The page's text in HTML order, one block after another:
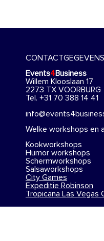
CONTACTGEGEVENS
Events4Business
Willem Klooslaan 17
2273 TX VOORBURG
Tel. +31 70 388 14 41
Welke workshops en
Kookworkshops
Humor workshops
Schermworkshops
Salsaworkshops
City Games
Expeditie Robinson
Tropicana Las Vegas